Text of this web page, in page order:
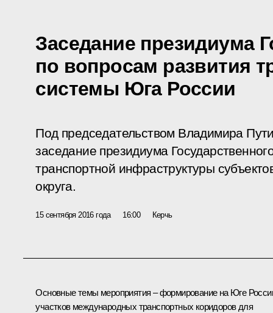
Заседание президиума
по вопросам развития
системы Юга России
Под председательством Владимира
заседание президиума
транспортной инфраструктуры
округа.
15 сентября 2016 года 16:00 Керчь
Основные темы мероприятия – формирование на Юге
участков международных транспортных коридоров для